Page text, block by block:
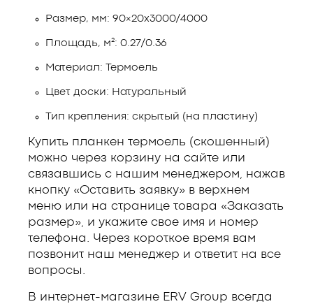
Размер, мм: 90×20х3000/4000
Площадь, м²: 0.27/0.36
Материал: Термоель
Цвет доски: Натуральный
Тип крепления: скрытый (на пластину)
Купить планкен термоель (скошенный)
можно через корзину на сайте или
связавшись с нашим менеджером, нажав
кнопку «Оставить заявку» в верхнем
меню или на странице товара «Заказать
размер», и укажите свое имя и номер
телефона. Через короткое время вам
позвонит наш менеджер и ответит на все
вопросы.
В интернет-магазине ERV Group всегда